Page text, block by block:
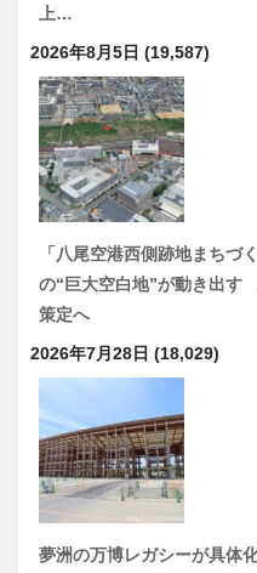
上…
2026年8月5日 (19,587)
「八尾空港西側跡地まちづ
の“巨大空白地”が動き出
策定へ
2026年7月28日 (18,029)
夢洲の万博レガシーが具体